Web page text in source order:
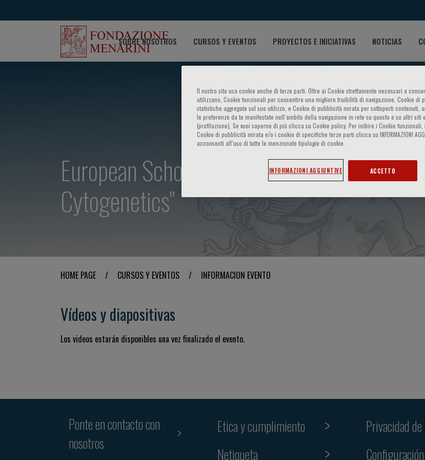
SOBRE NOSOTROS CURSOS Y EVENTOS PROYECTOS E INICIATIVAS NOTICIAS
European School of Genetic Medicine -
Cytogenetics"
HOME PAGE / CURSOS Y EVENTOS / INFORMACION EVENTO
Vídeos y diapositivas
Los videos estarán disponibles una vez finalizado el evento.
Ponte en contacto con
nosotros
Etica y cumplimiento
Netiqueta
Privacidad
Il nostro sito usa cookie anche di terze parti. Oltre ai Cookie strettamente necessari a
utilizzano, Cookie funzionali per consentire una migliore fruibilità di navigazione, Cookie di
statistiche aggregate sul suo utilizzo, e Cookie di pubblicità mirata per sottoporti contenuti,
le preferenze da te manifestate nell‘ambito della navigazione in rete su questo e su altri siti
(profilazione). Se vuoi saperne di più clicca su Cookie policy. Per inibire i Cookie
Cookie di pubblicità mirata e/o i cookie di specifiche terze parti clicca su INFORMAZIONI
acconsenti all’uso di tutte le menzionate tipologie di cookie.
INFORMAZIONI AGGIUNTIVE ACCETTO